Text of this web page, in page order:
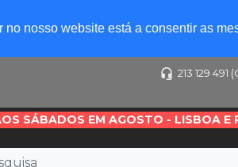
nosso website está a consentir as
213 129
SÁBADOS EM AGOSTO - LISBOA E